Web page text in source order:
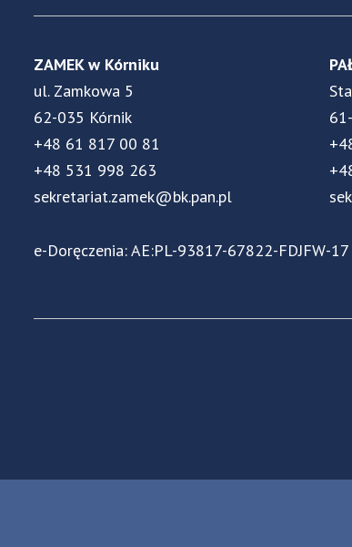
ZAMEK w Kórniku
ul. Zamkowa 5
62-035 Kórnik
+48 61 817 00 81
+48 531 998 263
sekretariat.zamek@bk.pan.pl
e-Doręczenia: AE:PL-93817-67822-FDJFW-17